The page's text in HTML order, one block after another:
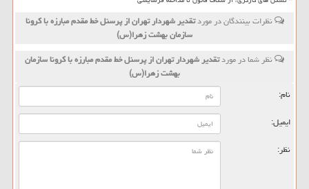
نظرات بینندگان در موردتقدیر شهردار تهران از پرسنل خط مقدم مبارزه با كرونا
سازمان بهشت زهرا(س)
نظر شما در موردتقدیر شهردار تهران از پرسنل خط مقدم مبارزه با كرونا سازمان
بهشت زهرا(س)
نام:
ایمیل:
نظر: